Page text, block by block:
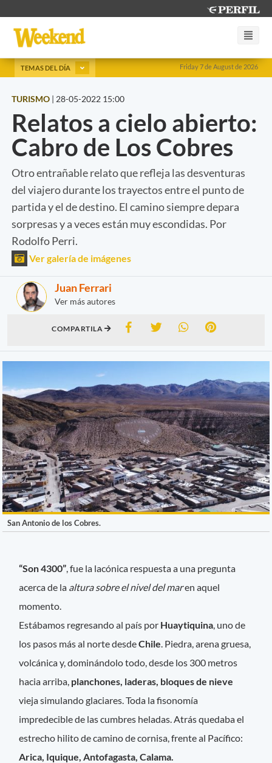
Friday 7 de August de 2026
TEMAS DEL DÍA
TURISMO | 28-05-2022 15:00
Relatos a cielo abierto:
Cabro de Los Cobres
Otro entrañable relato que refleja las desventuras
del viajero durante los trayectos entre el punto de
partida y el de destino. El camino siempre depara
sorpresas y a veces están muy escondidas. Por
Rodolfo Perri.
Ver galería de imágenes
Juan Ferrari
Ver más autores
COMPARTILA
San Antonio de los Cobres.
“Son 4300” , fue la lacónica respuesta a una pregunta
acerca de la altura sobre el nivel del maren aquel
momento.
Estábamos regresando al país por Huaytiquina , uno de
los pasos más al norte desdeChile . Piedra, arena gruesa,
volcánica y, dominándolo todo, desde los 300 metros
hacia arriba, planchones, laderas, bloques de nieve
vieja simulando glaciares. Toda la fisonomía
impredecible de las cumbres heladas. Atrás quedaba el
estrecho hilito de camino de cornisa, frente al Pacífico:
Arica, Iquique, Antofagasta, Calama.